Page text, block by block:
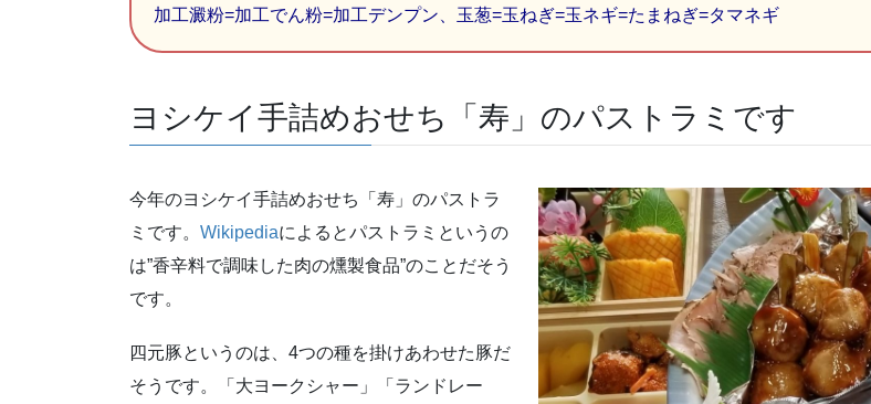
加工澱粉=加工でん粉=加工デンプン、玉葱=玉ねぎ=玉ネギ=たまねぎ=タマネギ
ヨシケイ手詰めおせち「寿」のパストラミです
今年のヨシケイ手詰めおせち「寿」のパストラ
ミです。 Wikipediaによるとパストラミというの
は”香辛料で調味した肉の燻製食品”のことだそう
です。
四元豚というのは、4つの種を掛けあわせた豚だ
そうです。「大ヨークシャー」「ランドレー